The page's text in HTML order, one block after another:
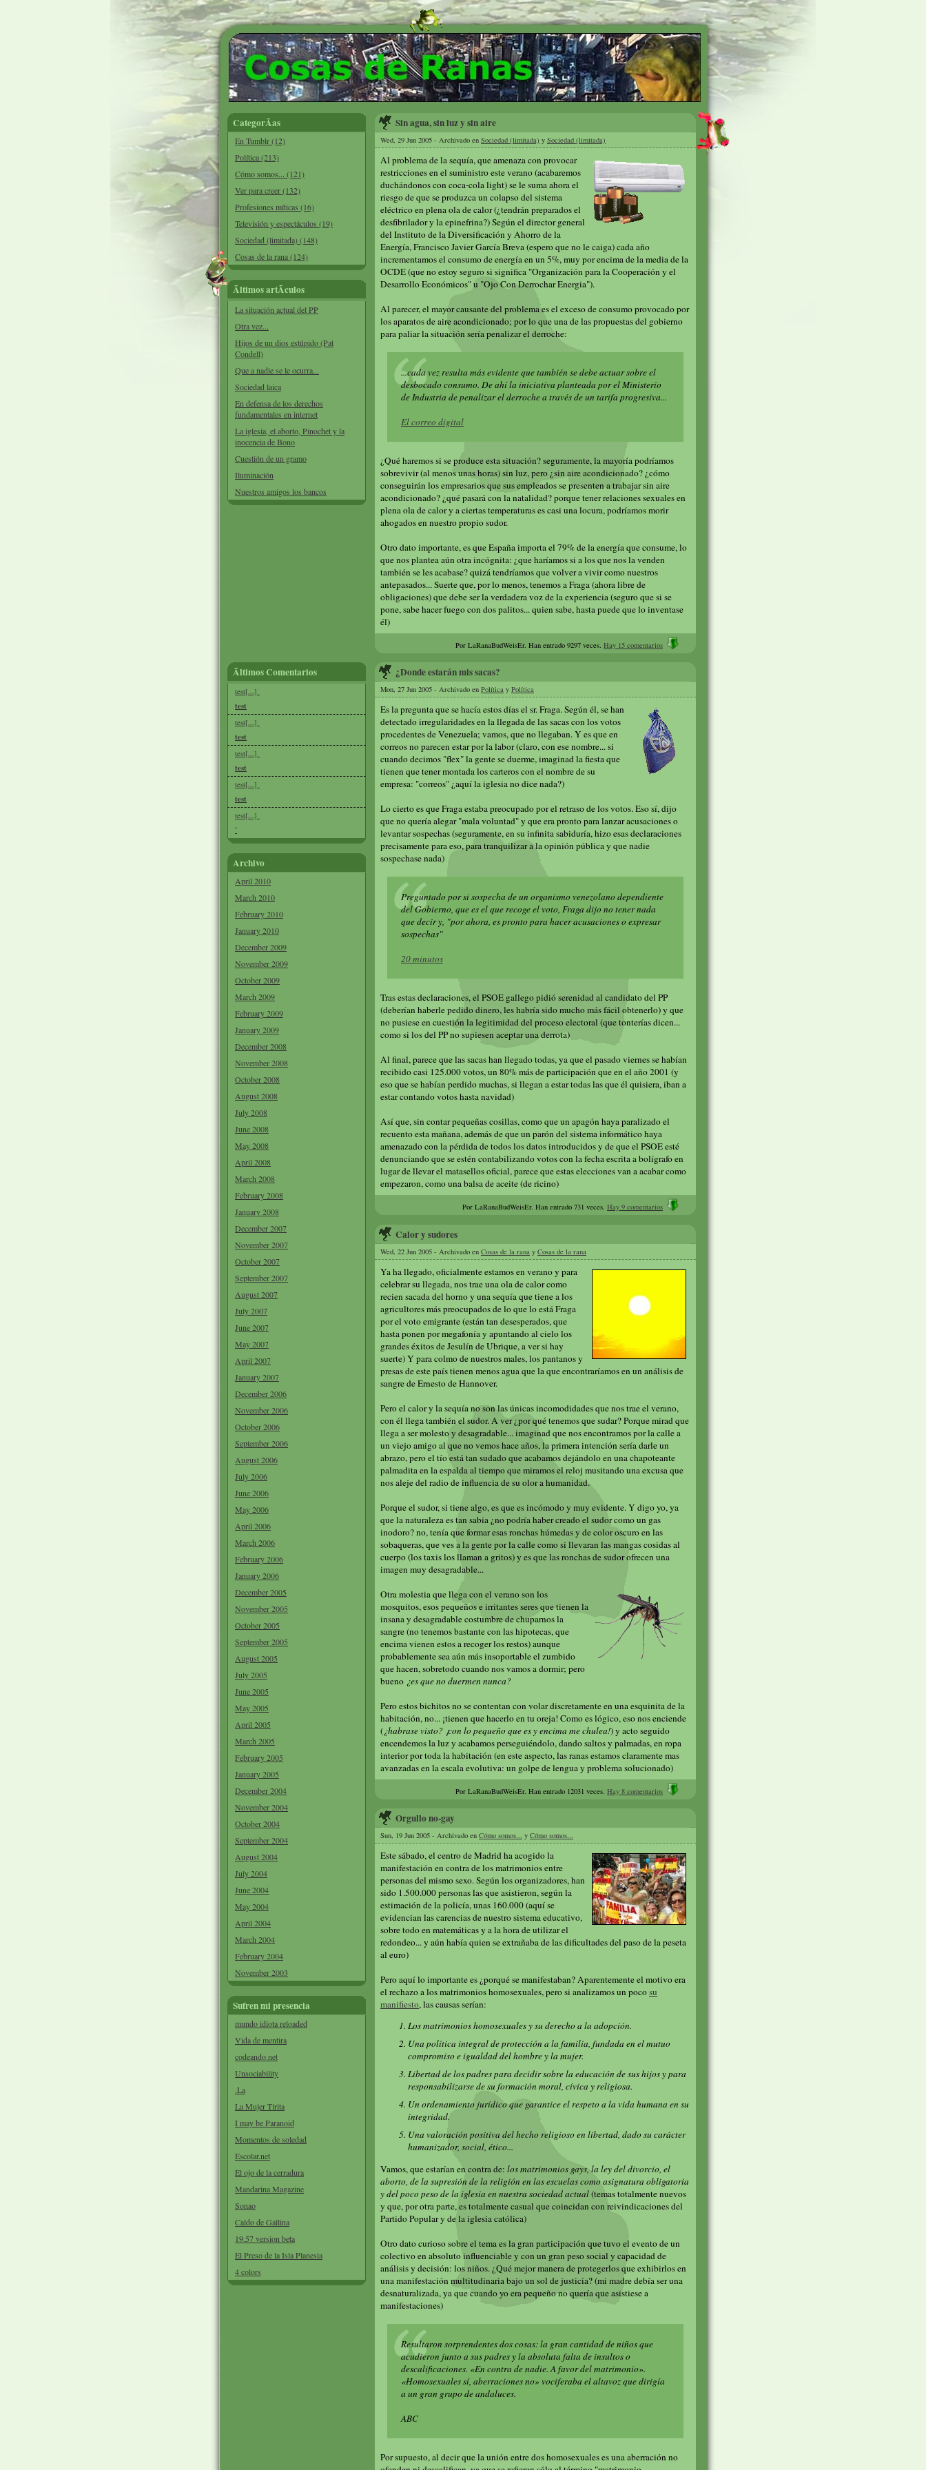
CategorÃ­as
En Tumblr (12)
Política (213)
Cómo somos... (121)
Ver para creer (132)
Profesiones míticas (16)
Televisión y espectáculos (19)
Sociedad (limitada) (148)
Cosas de la rana (124)
Ãltimos artÃ­culos
La situación actual del PP
Otra vez...
Hijos de un dios estúpido (Pat
Condell)
Que a nadie se le ocurra...
Sociedad laica
En defensa de los derechos
fundamentales en internet
La iglesia, el aborto, Pinochet y la
inocencia de Bono
Cuestión de un gramo
Iluminación
Nuestros amigos los bancos
Ãltimos Comentarios
test[...]
test
test[...]
test
test[...]
test
test[...]
test
test[...]
'
Archivo
April 2010
March 2010
February 2010
January 2010
December 2009
November 2009
October 2009
March 2009
February 2009
January 2009
December 2008
November 2008
October 2008
August 2008
July 2008
June 2008
May 2008
April 2008
March 2008
February 2008
January 2008
December 2007
November 2007
October 2007
September 2007
August 2007
July 2007
June 2007
May 2007
April 2007
January 2007
December 2006
November 2006
October 2006
September 2006
August 2006
July 2006
June 2006
May 2006
April 2006
March 2006
February 2006
January 2006
December 2005
November 2005
October 2005
September 2005
August 2005
July 2005
June 2005
May 2005
April 2005
March 2005
February 2005
January 2005
December 2004
November 2004
October 2004
September 2004
August 2004
July 2004
June 2004
May 2004
April 2004
March 2004
February 2004
November 2003
Sufren mi presencia
mundo idiota reloaded
Vida de mentira
codeando.net
Unsociability
.La
La Mujer Tirita
I may be Paranoid
Momentos de soledad
Escolar.net
El ojo de la cerradura
Mandarina Magazine
Sonao
Caldo de Gallina
19.57 version beta
El Preso de la Isla Planesia
4 colors
Sin agua, sin luz y sin aire
Wed, 29 Jun 2005 - Archivado en Sociedad (limitada) y Sociedad (limitada)
Al problema de la sequía, que amenaza con provocar
restricciones en el suministro este verano (acabaremos
duchándonos con coca-cola light) se le suma ahora el
riesgo de que se produzca un colapso del sistema
eléctrico en plena ola de calor (¿tendrán preparados el
desfibrilador y la epinefrina?) Según el director general
del Instituto de la Diversificación y Ahorro de la
Energía, Francisco Javier García Breva (espero que no le caiga) cada año
incrementamos el consumo de energía en un 5%, muy por encima de la media de la
OCDE (que no estoy seguro si significa "Organización para la Cooperación y el
Desarrollo Económicos" u "Ojo Con Derrochar Energia").
Al parecer, el mayor causante del problema es el exceso de consumo provocado por
los aparatos de aire acondicionado; por lo que una de las propuestas del gobierno
para paliar la situación sería penalizar el derroche:
...cada vez resulta más evidente que también se debe actuar sobre el
desbocado consumo. De ahí la iniciativa planteada por el Ministerio
de Industria de penalizar el derroche a través de un tarifa progresiva...
El correo digital
¿Qué haremos si se produce esta situación? seguramente, la mayoría podríamos
sobrevivir (al menos unas horas) sin luz, pero ¿sin aire acondicionado? ¿cómo
conseguirán los empresarios que sus empleados se presenten a trabajar sin aire
acondicionado? ¿qué pasará con la natalidad? porque tener relaciones sexuales en
plena ola de calor y a ciertas temperaturas es casi una locura, podríamos morir
ahogados en nuestro propio sudor.
Otro dato importante, es que España importa el 79% de la energía que consume, lo
que nos plantea aún otra incógnita: ¿que haríamos si a los que nos la venden
también se les acabase? quizá tendríamos que volver a vivir como nuestros
antepasados... Suerte que, por lo menos, tenemos a Fraga (ahora libre de
obligaciones) que debe ser la verdadera voz de la experiencia (seguro que si se
pone, sabe hacer fuego con dos palitos... quien sabe, hasta puede que lo inventase
él)
Por LaRanaBudWeisEr. Han entrado 9297 veces. Hay 15 comentarios
¿Donde estarán mis sacas?
Mon, 27 Jun 2005 - Archivado en Política y Política
Es la pregunta que se hacía estos días el sr. Fraga. Según él, se han
detectado irregularidades en la llegada de las sacas con los votos
procedentes de Venezuela; vamos, que no llegaban. Y es que en
correos no parecen estar por la labor (claro, con ese nombre... si
cuando decimos "flex" la gente se duerme, imaginad la fiesta que
tienen que tener montada los carteros con el nombre de su
empresa: "correos" ¿aquí la iglesia no dice nada?)
Lo cierto es que Fraga estaba preocupado por el retraso de los votos. Eso sí, dijo
que no quería alegar "mala voluntad" y que era pronto para lanzar acusaciones o
levantar sospechas (seguramente, en su infinita sabiduría, hizo esas declaraciones
precisamente para eso, para tranquilizar a la opinión pública y que nadie
sospechase nada)
Preguntado por si sospecha de un organismo venezolano dependiente
del Gobierno, que es el que recoge el voto, Fraga dijo no tener nada
que decir y, "por ahora, es pronto para hacer acusaciones o expresar
sospechas"
20 minutos
Tras estas declaraciones, el PSOE gallego pidió serenidad al candidato del PP
(deberían haberle pedido dinero, les habría sido mucho más fácil obtenerlo) y que
no pusiese en cuestión la legitimidad del proceso electoral (que tonterías dicen...
como si los del PP no supiesen aceptar una derrota)
Al final, parece que las sacas han llegado todas, ya que el pasado viernes se habían
recibido casi 125.000 votos, un 80% más de participación que en el año 2001 (y
eso que se habían perdido muchas, si llegan a estar todas las que él quisiera, iban a
estar contando votos hasta navidad)
Así que, sin contar pequeñas cosillas, como que un apagón haya paralizado el
recuento esta mañana, además de que un parón del sistema informático haya
amenazado con la pérdida de todos los datos introducidos y de que el PSOE esté
denunciando que se estén contabilizando votos con la fecha escrita a bolígrafo en
lugar de llevar el matasellos oficial, parece que estas elecciones van a acabar como
empezaron, como una balsa de aceite (de ricino)
Por LaRanaBudWeisEr. Han entrado 731 veces. Hay 9 comentarios
Calor y sudores
Wed, 22 Jun 2005 - Archivado en Cosas de la rana y Cosas de la rana
Ya ha llegado, oficialmente estamos en verano y para
celebrar su llegada, nos trae una ola de calor como
recien sacada del horno y una sequía que tiene a los
agricultores más preocupados de lo que lo está Fraga
por el voto emigrante (están tan desesperados, que
hasta ponen por megafonía y apuntando al cielo los
grandes éxitos de Jesulín de Ubrique, a ver si hay
suerte) Y para colmo de nuestros males, los pantanos y
presas de este país tienen menos agua que la que encontraríamos en un análisis de
sangre de Ernesto de Hannover.
Pero el calor y la sequía no son las únicas incomodidades que nos trae el verano,
con él llega también el sudor. A ver ¿por qué tenemos que sudar? Porque mirad que
llega a ser molesto y desagradable... imaginad que nos encontramos por la calle a
un viejo amigo al que no vemos hace años, la primera intención sería darle un
abrazo, pero el tío está tan sudado que acabamos dejándolo en una chapoteante
palmadita en la espalda al tiempo que miramos el reloj musitando una excusa que
nos aleje del radio de influencia de su olor a humanidad.
Porque el sudor, si tiene algo, es que es incómodo y muy evidente. Y digo yo, ya
que la naturaleza es tan sabia ¿no podría haber creado el sudor como un gas
inodoro? no, tenía que formar esas ronchas húmedas y de color oscuro en las
sobaqueras, que ves a la gente por la calle como si llevaran las mangas cosidas al
cuerpo (los taxis los llaman a gritos) y es que las ronchas de sudor ofrecen una
imagen muy desagradable...
Otra molestia que llega con el verano son los
mosquitos, esos pequeños e irritantes seres que tienen la
insana y desagradable costumbre de chuparnos la
sangre (no tenemos bastante con las hipotecas, que
encima vienen estos a recoger los restos) aunque
probablemente sea aún más insoportable el zumbido
que hacen, sobretodo cuando nos vamos a dormir; pero
bueno ¿es que no duermen nunca?
Pero estos bichitos no se contentan con volar discretamente en una esquinita de la
habitación, no... ¡tienen que hacerlo en tu oreja! Como es lógico, eso nos enciende
(¿habrase visto? ¡con lo pequeño que es y encima me chulea!) y acto seguido
encendemos la luz y acabamos perseguiéndolo, dando saltos y palmadas, en ropa
interior por toda la habitación (en este aspecto, las ranas estamos claramente mas
avanzadas en la escala evolutiva: un golpe de lengua y problema solucionado)
Por LaRanaBudWeisEr. Han entrado 12031 veces. Hay 8 comentarios
Orgullo no-gay
Sun, 19 Jun 2005 - Archivado en Cómo somos... y Cómo somos...
Este sábado, el centro de Madrid ha acogido la
manifestación en contra de los matrimonios entre
personas del mismo sexo. Según los organizadores, han
sido 1.500.000 personas las que asistieron, según la
estimación de la policía, unas 160.000 (aquí se
evidencian las carencias de nuestro sistema educativo,
sobre todo en matemáticas y a la hora de utilizar el
redondeo... y aún había quien se extrañaba de las dificultades del paso de la peseta
al euro)
Pero aquí lo importante es ¿porqué se manifestaban? Aparentemente el motivo era
el rechazo a los matrimonios homosexuales, pero si analizamos un pocosu
manifiesto, las causas serían:
Los matrimonios homosexuales y su derecho a la adopción.
Una política integral de protección a la familia, fundada en el mutuo
compromiso e igualdad del hombre y la mujer.
Libertad de los padres para decidir sobre la educación de sus hijos y para
responsabilizarse de su formación moral, cívica y religiosa.
Un ordenamiento jurídico que garantice el respeto a la vida humana en su
integridad.
Una valoración positiva del hecho religioso en libertad, dado su carácter
humanizador, social, ético...
Vamos, que estarían en contra de: los matrimonios gays, la ley del divorcio, el
aborto, de la supresión de la religión en las escuelas como asignatura obligatoria
y del poco peso de la iglesia en nuestra sociedad actual(temas totalmente nuevos
y que, por otra parte, es totalmente casual que coincidan con reivindicaciones del
Partido Popular y de la iglesia católica)
Otro dato curioso sobre el tema es la gran participación que tuvo el evento de un
colectivo en absoluto influenciable y con un gran peso social y capacidad de
análisis y decisión: los niños. ¿Qué mejor manera de protegerlos que exhibirlos en
una manifestación multitudinaria bajo un sol de justicia? (mi madre debía ser una
desnaturalizada, ya que cuando yo era pequeño no quería que asistiese a
manifestaciones)
Resultaron sorprendentes dos cosas: la gran cantidad de niños que
acudieron junto a sus padres y la absoluta falta de insultos o
descalificaciones. «En contra de nadie. A favor del matrimonio».
«Homosexuales sí, aberraciones no» vociferaba el altavoz que dirigía
a un gran grupo de andaluces.
ABC
Por supuesto, al decir que la unión entre dos homosexuales es una aberración no